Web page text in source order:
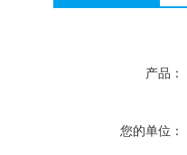
产品：
您的单位：